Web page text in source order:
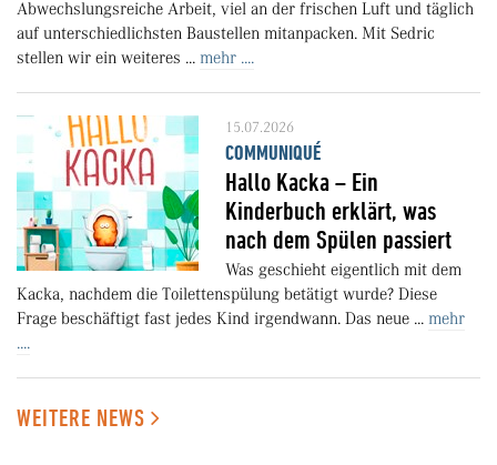
Abwechslungsreiche Arbeit, viel an der frischen Luft und täglich
auf unterschiedlichsten Baustellen mitanpacken. Mit Sedric
stellen wir ein weiteres ... mehr ....
15.07.2026
COMMUNIQUÉ
Hallo Kacka – Ein
Kinderbuch erklärt, was
nach dem Spülen passiert
Was geschieht eigentlich mit dem
Kacka, nachdem die Toilettenspülung betätigt wurde? Diese
Frage beschäftigt fast jedes Kind irgendwann. Das neue ... mehr
....
WEITERE NEWS